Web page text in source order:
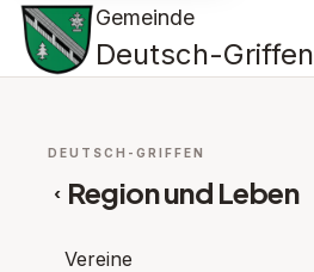
Gemeinde
Deutsch-Griffen
DEUTSCH-GRIFFEN
‹ Region und Leben
Vereine